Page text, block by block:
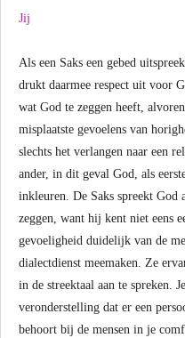
Jij
Als een Saks een gebed
drukt daarmee respect uit voor
wat God te zeggen heeft,
misplaatste gevoelens van
slechts het verlangen naar een
ander, in dit geval God, als
inkleuren. De Saks spreekt God
zeggen, want hij kent niet eens
gevoeligheid duidelijk van de
dialectdienst meemaken. Ze
in de streektaal aan te spreken.
veronderstelling dat er een
behoort bij de mensen in je